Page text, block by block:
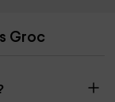
Groc